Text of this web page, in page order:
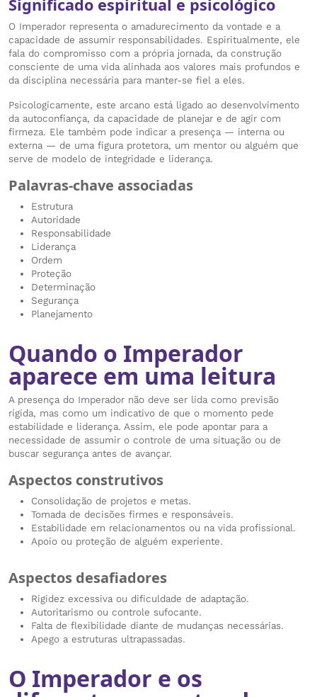
Significado espiritual e psicológico
O Imperador representa o amadurecimento da vontade e a
capacidade de assumir responsabilidades. Espiritualmente, ele
fala do compromisso com a própria jornada, da construção
consciente de uma vida alinhada aos valores mais profundos e
da disciplina necessária para manter-se fiel a eles.
Psicologicamente, este arcano está ligado ao desenvolvimento
da autoconfiança, da capacidade de planejar e de agir com
firmeza. Ele também pode indicar a presença — interna ou
externa — de uma figura protetora, um mentor ou alguém que
serve de modelo de integridade e liderança.
Palavras-chave associadas
Estrutura
Autoridade
Responsabilidade
Liderança
Ordem
Proteção
Determinação
Segurança
Planejamento
Quando o Imperador
aparece em uma leitura
A presença do Imperador não deve ser lida como previsão
rígida, mas como um indicativo de que o momento pede
estabilidade e liderança. Assim, ele pode apontar para a
necessidade de assumir o controle de uma situação ou de
buscar segurança antes de avançar.
Aspectos construtivos
Consolidação de projetos e metas.
Tomada de decisões firmes e responsáveis.
Estabilidade em relacionamentos ou na vida profissional.
Apoio ou proteção de alguém experiente.
Aspectos desafiadores
Rigidez excessiva ou dificuldade de adaptação.
Autoritarismo ou controle sufocante.
Falta de flexibilidade diante de mudanças necessárias.
Apego a estruturas ultrapassadas.
O Imperador e os